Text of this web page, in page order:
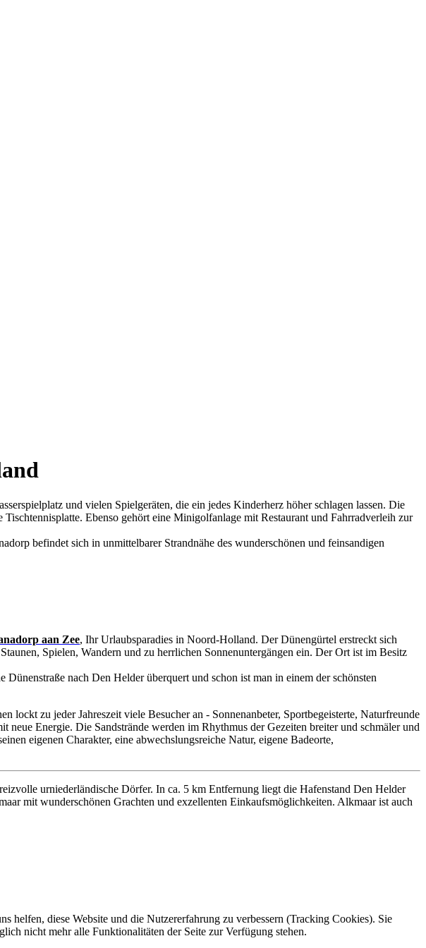
und vielen Spielgeräten, die ein jedes Kinderherz höher schlagen lassen. Die
Ebenso gehört eine Minigolfanlage mit Restaurant und Fahrradverleih zur
befindet sich in unmittelbarer Strandnähe des wunderschönen und feinsandigen
aan Zee, Ihr Urlaubsparadies in Noord-Holland. Der Dünengürtel erstreckt sich
Spielen, Wandern und zu herrlichen Sonnenuntergängen ein. Der Ort ist im Besitz
nach Den Helder überquert und schon ist man in einem der schönsten
lockt zu jeder Jahreszeit viele Besucher an - Sonnenanbeter, Sportbegeisterte, Naturfreunde
Energie. Die Sandstrände werden im Rhythmus der Gezeiten breiter und schmäler und
eigenen Charakter, eine abwechslungsreiche Natur, eigene Badeorte,
urniederländische Dörfer. In ca. 5 km Entfernung liegt die Hafenstand Den Helder
mit wunderschönen Grachten und exzellenten Einkaufsmöglichkeiten. Alkmaar ist auch
helfen, diese Website und die Nutzererfahrung zu verbessern (Tracking Cookies). Sie
nicht mehr alle Funktionalitäten der Seite zur Verfügung stehen.